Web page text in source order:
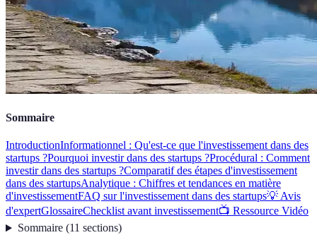
Sommaire
IntroductionInformationnel : Qu'est-ce que l'investissement dans des
startups ?Pourquoi investir dans des startups ?Procédural : Comment
investir dans des startups ?Comparatif des étapes d'investissement
dans des startupsAnalytique : Chiffres et tendances en matière
d'investissementFAQ sur l'investissement dans des startups💡 Avis
d'expertGlossaireChecklist avant investissement📺 Ressource Vidéo
Sommaire(11 sections)